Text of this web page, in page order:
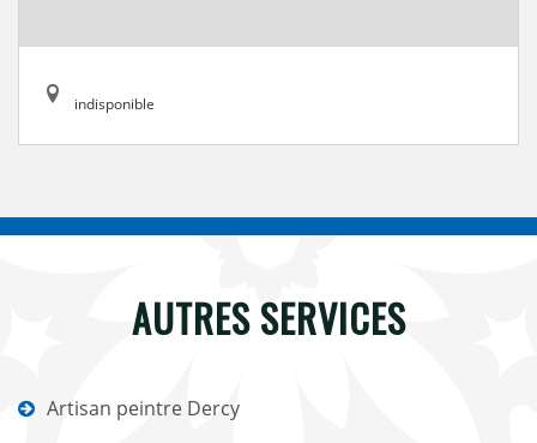
indisponible
AUTRES SERVICES
Artisan peintre Dercy